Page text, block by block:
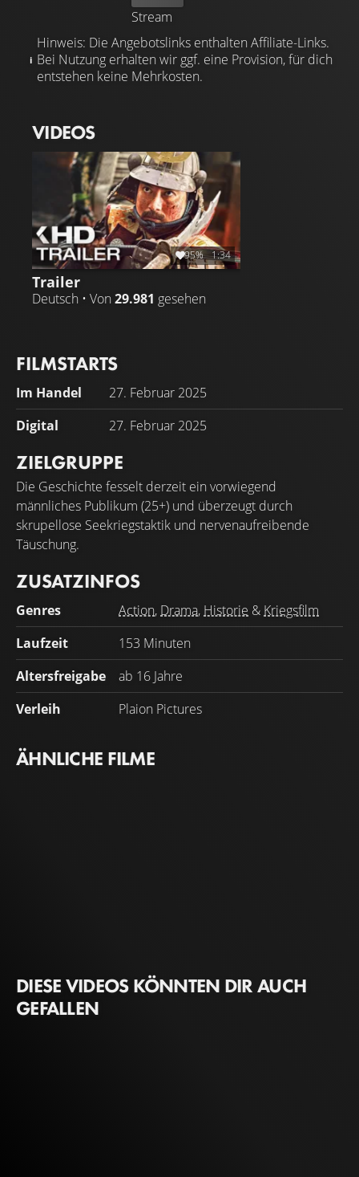
Stream
Hinweis: Die Angebotslinks enthalten Affiliate-Links.
Bei Nutzung erhalten wir ggf. eine Provision, für dich
entstehen keine Mehrkosten.
VIDEOS
95% 1:34
Trailer
Deutsch • Von 29.981 gesehen
FILMSTARTS
Im Handel
27. Februar 2025
Digital
27. Februar 2025
ZIELGRUPPE
Die Geschichte fesselt derzeit ein vorwiegend
männliches Publikum (25+) und überzeugt durch
skrupellose Seekriegstaktik und nervenaufreibende
Täuschung.
ZUSATZINFOS
Genres Action, Drama, Historie & Kriegsfilm
Laufzeit
153 Minuten
Altersfreigabe
ab 16 Jahre
Verleih
Plaion Pictures
ÄHNLICHE FILME
DIESE VIDEOS KÖNNTEN DIR AUCH
GEFALLEN